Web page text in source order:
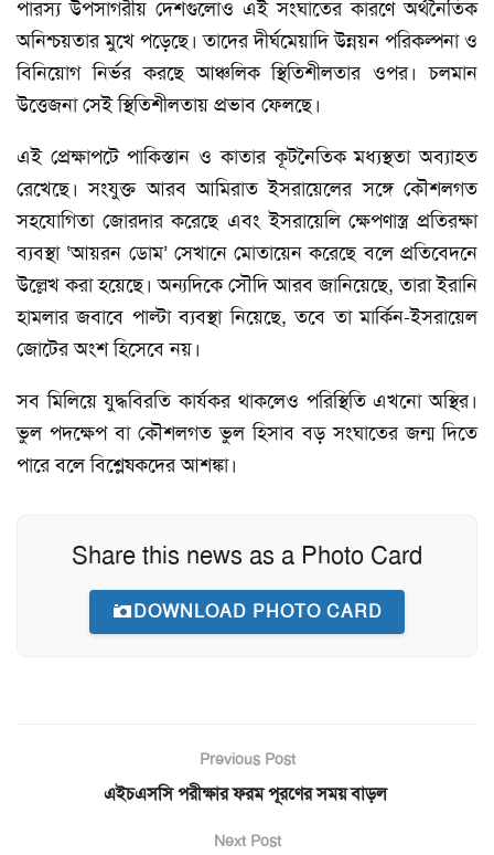
পারস্য উপসাগরীয় দেশগুলোও এই সংঘাতের কারণে অর্থনৈতিক
অনিশ্চয়তার মুখে পড়েছে। তাদের দীর্ঘমেয়াদি উন্নয়ন পরিকল্পনা ও
বিনিয়োগ নির্ভর করছে আঞ্চলিক স্থিতিশীলতার ওপর। চলমান
উত্তেজনা সেই স্থিতিশীলতায় প্রভাব ফেলছে।
এই প্রেক্ষাপটে পাকিস্তান ও কাতার কূটনৈতিক মধ্যস্থতা অব্যাহত
রেখেছে। সংযুক্ত আরব আমিরাত ইসরায়েলের সঙ্গে কৌশলগত
সহযোগিতা জোরদার করেছে এবং ইসরায়েলি ক্ষেপণাস্ত্র প্রতিরক্ষা
ব্যবস্থা ‘আয়রন ডোম’ সেখানে মোতায়েন করেছে বলে প্রতিবেদনে
উল্লেখ করা হয়েছে। অন্যদিকে সৌদি আরব জানিয়েছে, তারা ইরানি
হামলার জবাবে পাল্টা ব্যবস্থা নিয়েছে, তবে তা মার্কিন-ইসরায়েল
জোটের অংশ হিসেবে নয়।
সব মিলিয়ে যুদ্ধবিরতি কার্যকর থাকলেও পরিস্থিতি এখনো অস্থির।
ভুল পদক্ষেপ বা কৌশলগত ভুল হিসাব বড় সংঘাতের জন্ম দিতে
পারে বলে বিশ্লেষকদের আশঙ্কা।
Share this news as a Photo Card
DOWNLOAD PHOTO CARD
Previous Post
এইচএসসি পরীক্ষার ফরম পূরণের সময় বাড়ল
Next Post